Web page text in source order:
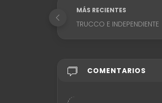
MÁS RECIENTES
TRUCCO E INDEPENDIENTE
COMENTARIOS